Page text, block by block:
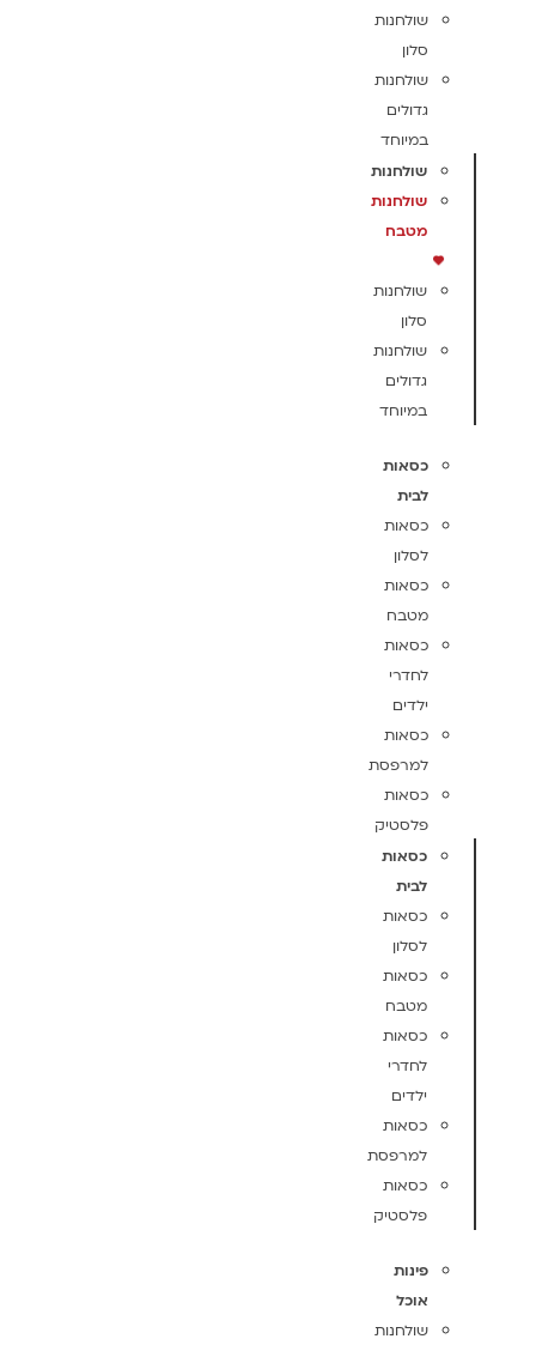
שולחנות
סלון
שולחנות
גדולים
במיוחד
שולחנות
שולחנות
מטבח
שולחנות
סלון
שולחנות
גדולים
במיוחד
כסאות
לבית
כסאות
לסלון
כסאות
מטבח
כסאות
לחדרי
ילדים
כסאות
למרפסת
כסאות
פלסטיק
כסאות
לבית
כסאות
לסלון
כסאות
מטבח
כסאות
לחדרי
ילדים
כסאות
למרפסת
כסאות
פלסטיק
פינות
אוכל
שולחנות